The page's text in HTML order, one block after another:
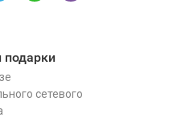
подарки
сетевого